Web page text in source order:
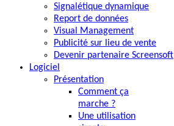
Signalétique dynamique
Report de données
Visual Management
Publicité sur lieu de vente
Devenir partenaire Screensoft
Logiciel
Présentation
Comment ça
marche ?
Une utilisation